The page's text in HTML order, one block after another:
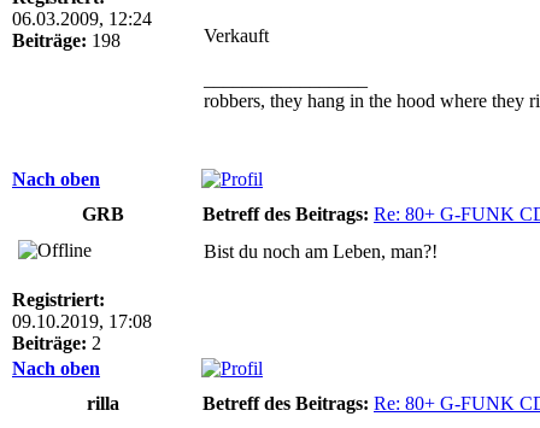
06.03.2009, 12:24
Beiträge: 198 Verkauft
robbers, they hang in the hood where they
Nach oben
GRB
Betreff des Beitrags: Re: 80+ G-FUNK
Registriert:
09.10.2019, 17:08
Beiträge: 2
Bist du noch am Leben, man?!
Nach oben
rilla
Betreff des Beitrags: Re: 80+ G-FUNK